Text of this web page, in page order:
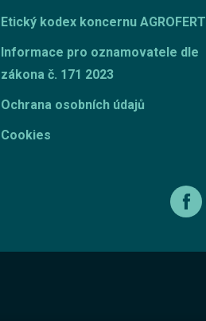
Etický kodex koncernu AGROFERT
Informace pro oznamovatele dle
zákona č. 171 2023
Ochrana osobních údajů
Cookies